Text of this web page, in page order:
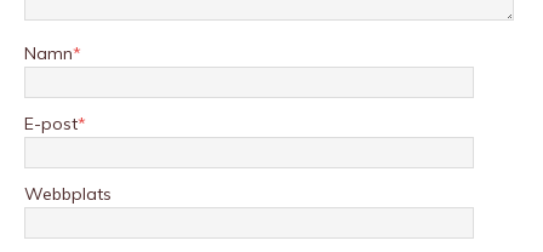
Namn*
E-post*
Webbplats